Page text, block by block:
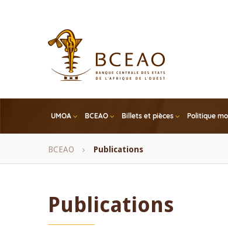
UMOA BCEAO Billets et pièces Politique
Fil
BCEAO Publications
Publications